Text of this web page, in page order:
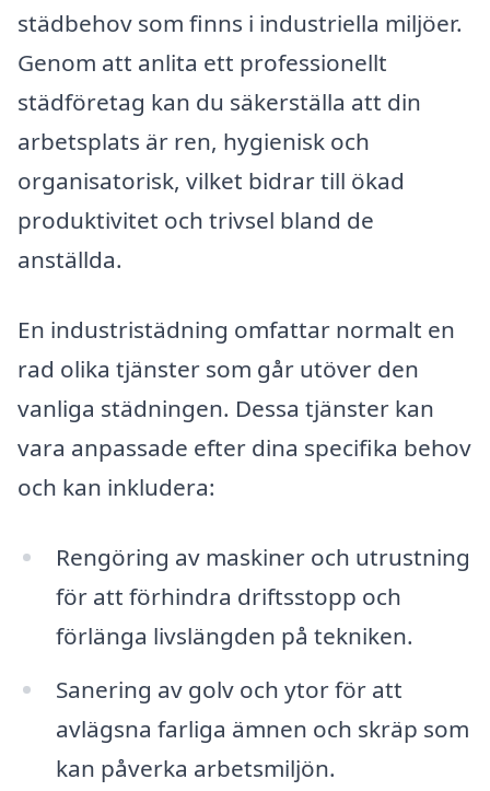
städbehov som finns i industriella miljöer.
Genom att anlita ett professionellt
städföretag kan du säkerställa att din
arbetsplats är ren, hygienisk och
organisatorisk, vilket bidrar till ökad
produktivitet och trivsel bland de
anställda.
En industristädning omfattar normalt en
rad olika tjänster som går utöver den
vanliga städningen. Dessa tjänster kan
vara anpassade efter dina specifika behov
och kan inkludera:
Rengöring av maskiner och utrustning
för att förhindra driftsstopp och
förlänga livslängden på tekniken.
Sanering av golv och ytor för att
avlägsna farliga ämnen och skräp som
kan påverka arbetsmiljön.